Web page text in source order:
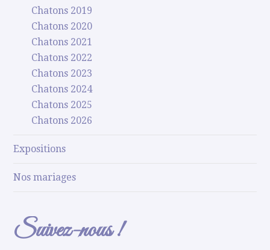
Chatons 2019
Chatons 2020
Chatons 2021
Chatons 2022
Chatons 2023
Chatons 2024
Chatons 2025
Chatons 2026
Expositions
Nos mariages
Suivez-nous !